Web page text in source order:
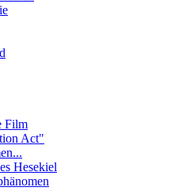
Film
Act"
Hesekiel